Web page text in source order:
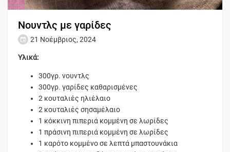
Νουντλς με γαρίδες
21 Νοέμβριος, 2024
Υλικά:
300γρ. νουντλς
300γρ. γαρίδες καθαρισμένες
2 κουταλιές ηλιέλαιο
2 κουταλιές σησαμέλαιο
1 κόκκινη πιπεριά κομμένη σε λωρίδες
1 πράσινη πιπεριά κομμένη σε λωρίδες
1 καρότο κομμένο σε λεπτά μπαστουνάκια